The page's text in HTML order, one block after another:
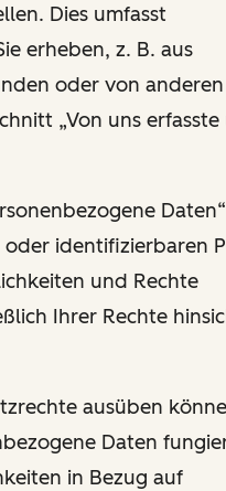
Dies umfasst
erheben, z. B. aus
oder von anderen
„Von uns erfasste
identifizierbaren
und Rechte
Ihrer Rechte
ausüben
Daten
in Bezug auf